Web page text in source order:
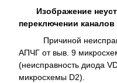
Изображение
переключении каналов
Причиной
АПЧГ от выв. 9
(неисправность диода
микросхемы D2).